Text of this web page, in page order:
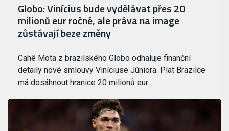
Globo: Vinícius bude vydělávat přes 20
milionů eur ročně, ale práva na image
zůstávají beze změny
Cahê Mota z brazilského Globo odhaluje finanční
detaily nové smlouvy Viníciuse Júniora. Plat Brazilce
má dosáhnout hranice 20 milionů eur…